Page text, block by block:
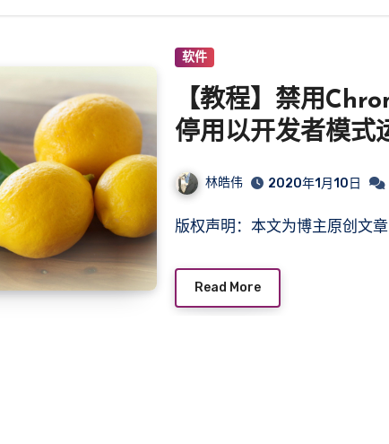
软件
【教程】禁用
停用以开发者模式
示。
林皓伟 2020年1月10日
版权声明：本文为博主原创文
Read More